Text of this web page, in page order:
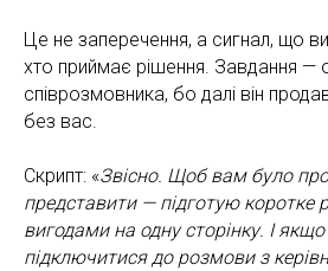
Це не заперечення, а сигнал, що
хто приймає рішення. Завдання —
співрозмовника, бо далі він
без вас.
Скрипт: «Звісно. Щоб вам було
представити — підготую
вигодами на одну сторінку. І
підключитися до розмови з